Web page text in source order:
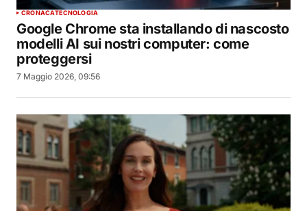
CRONACATECNOLOGIA
Google Chrome sta installando di nascosto
modelli AI sui nostri computer: come
proteggersi
7 Maggio 2026, 09:56